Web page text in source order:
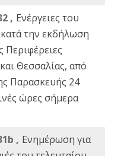
, Ενέργειες του
την εκδήλωση
Περιφέρειες
Θεσσαλίας, από
Παρασκευής 24
ώρες σήμερα
, Ενημέρωση για